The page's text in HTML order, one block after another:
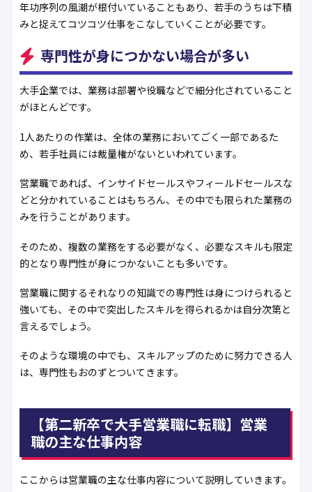
年功序列の風潮が根付いていることもあり、若手のうちは下積
みと捉えてコツコツ仕事をこなしていくことが必要です。
専門性が身につかない場合が多い
大手企業では、業務は部署や役職などで細分化されていること
がほとんどです。
1人あたりの作業は、全体の業務においてごく一部であるた
め、若手社員には裁量権がないといわれています。
営業職であれば、インサイドセールスやフィールドセールスな
どと分かれていることはもちろん、その中でも限られた業務の
みを行うことがあります。
そのため、複数の業務をする必要がなく、必要なスキルも限定
的となり専門性が身につかないことも多いです。
営業職に関するそれなりの知識での専門性は身につけられると
強いても、その中で突出したスキルを得られるかは自分次第と
言えるでしょう。
そのような環境の中でも、スキルアップのために努力できる人
は、専門性もおのずとついてきます。
【第二新卒で大手営業職に転職】営業
職の主な仕事内容
ここからは営業職の主な仕事内容について説明していきます。